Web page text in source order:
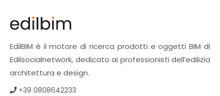
EdilBIM è il motore di ricerca prodotti e oggetti BIM di
Edilsocialnetwork, dedicato ai professionisti dell’edilizia
architettura e design.
+39 0808642233